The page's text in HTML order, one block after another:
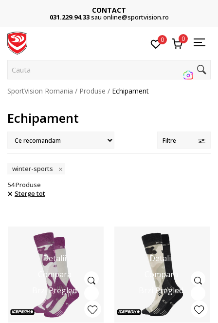
CONTACT
031.229.94.33sau online@sportvision.ro
0 0
Cauta pe si
SportVision Romania Produse Echipament
Echipament
Filtre
winter-sports
54Produse
Sterge tot
Detalii
Compara
Brzi Pregled
Detalii
Compara
Brzi Pregled